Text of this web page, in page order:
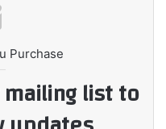
Purchase
list to